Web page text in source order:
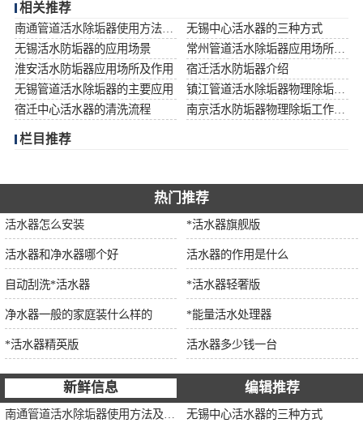
相关推荐
无锡中心活水器的三种方式
无锡活水防垢器的应用场景
淮安活水防垢器应用场所及作用
宿迁活水防垢器介绍
无锡管道活水除垢器的主要应用
宿迁中心活水器的清洗流程
栏目推荐
热门推荐
活水器怎么安装 *活水器旗舰版
活水器和净水器哪个好 活水器的作用是什么
自动刮洗*活水器 *活水器轻奢版
净水器一般的家庭装什么样的 *能量活水处理器
*活水器精英版 活水器多少钱一台
新鲜信息 编辑推荐
无锡中心活水器的三种方式